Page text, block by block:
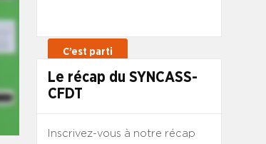
Le récap du SYNCASS-
CFDT
Inscrivez-vous à notre récap